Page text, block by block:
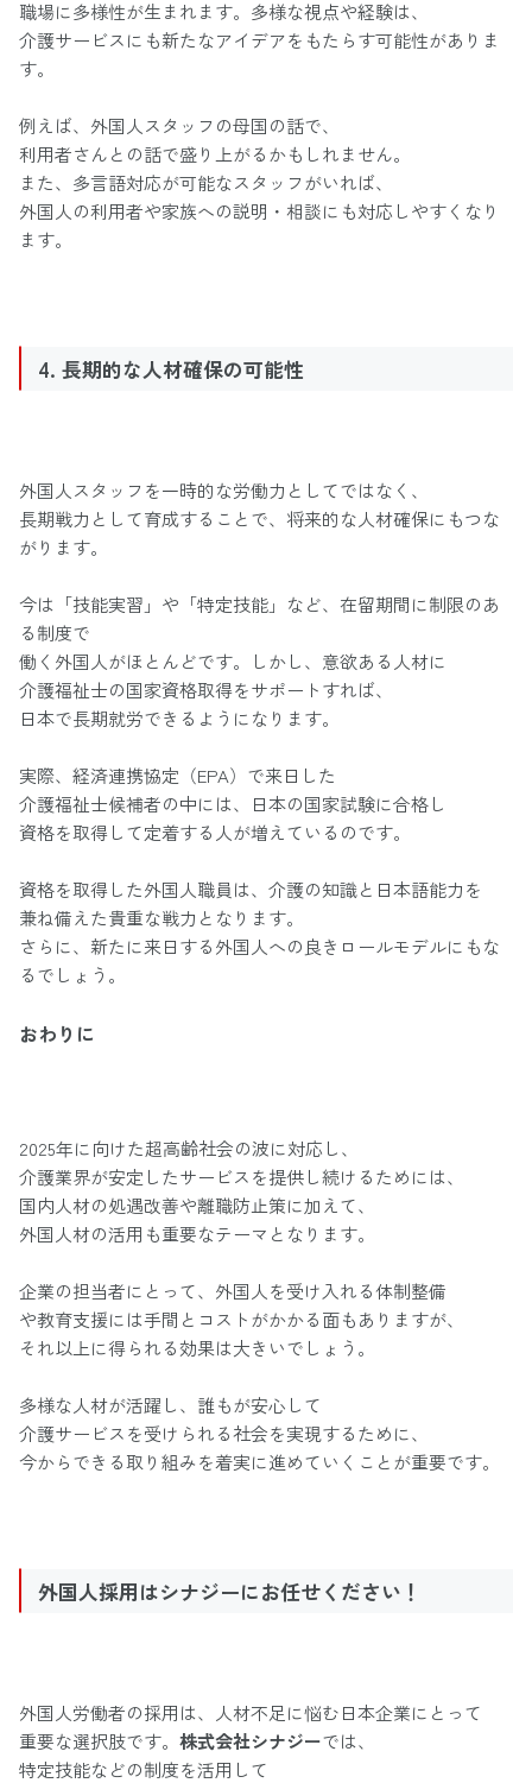
職場に多様性が生まれます。多様な視点や経験は、
介護サービスにも新たなアイデアをもたらす可能性がありま
す。
例えば、外国人スタッフの母国の話で、
利用者さんとの話で盛り上がるかもしれません。
また、多言語対応が可能なスタッフがいれば、
外国人の利用者や家族への説明・相談にも対応しやすくなり
ます。
4. 長期的な人材確保の可能性
外国人スタッフを一時的な労働力としてではなく、
長期戦力として育成することで、将来的な人材確保にもつな
がります。
今は「技能実習」や「特定技能」など、在留期間に制限のあ
る制度で
働く外国人がほとんどです。しかし、意欲ある人材に
介護福祉士の国家資格取得をサポートすれば、
日本で長期就労できるようになります。
実際、経済連携協定（EPA）で来日した
介護福祉士候補者の中には、日本の国家試験に合格し
資格を取得して定着する人が増えているのです。
資格を取得した外国人職員は、介護の知識と日本語能力を
兼ね備えた貴重な戦力となります。
さらに、新たに来日する外国人への良きロールモデルにもな
るでしょう。
おわりに
2025年に向けた超高齢社会の波に対応し、
介護業界が安定したサービスを提供し続けるためには、
国内人材の処遇改善や離職防止策に加えて、
外国人材の活用も重要なテーマとなります。
企業の担当者にとって、外国人を受け入れる体制整備
や教育支援には手間とコストがかかる面もありますが、
それ以上に得られる効果は大きいでしょう。
多様な人材が活躍し、誰もが安心して
介護サービスを受けられる社会を実現するために、
今からできる取り組みを着実に進めていくことが重要です。
外国人採用はシナジーにお任せください！
外国人労働者の採用は、人材不足に悩む日本企業にとって
重要な選択肢です。 株式会社シナジーでは、
特定技能などの制度を活用して